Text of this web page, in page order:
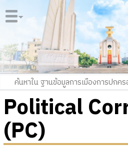
Political
(PC)